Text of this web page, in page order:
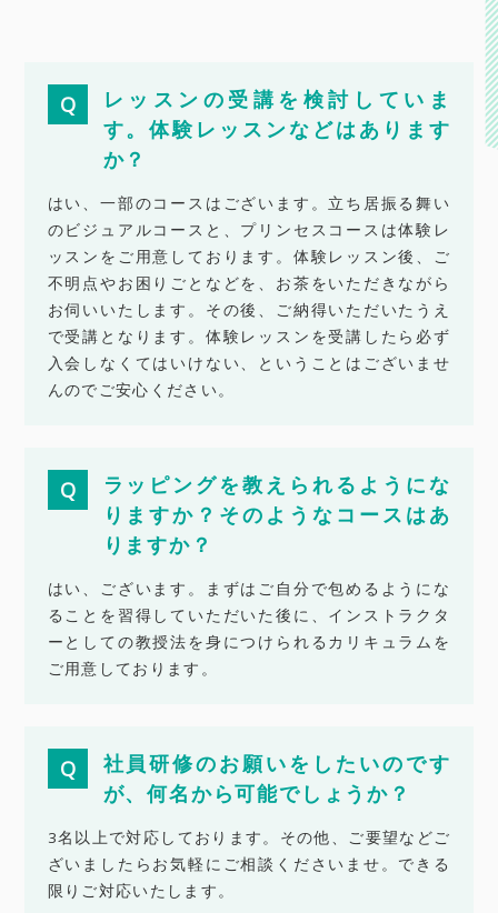
レッスンの受講を検討していま
す。体験レッスンなどはあります
か？
はい、一部のコースはございます。立ち居振る舞い
のビジュアルコースと、プリンセスコースは体験レ
ッスンをご用意しております。体験レッスン後、ご
不明点やお困りごとなどを、お茶をいただきながら
お伺いいたします。その後、ご納得いただいたうえ
で受講となります。体験レッスンを受講したら必ず
入会しなくてはいけない、ということはございませ
んのでご安心ください。
ラッピングを教えられるようにな
りますか？そのようなコースはあ
りますか？
はい、ございます。まずはご自分で包めるようにな
ることを習得していただいた後に、インストラクタ
ーとしての教授法を身につけられるカリキュラムを
ご用意しております。
社員研修のお願いをしたいのです
が、何名から可能でしょうか？
3名以上で対応しております。その他、ご要望などご
ざいましたらお気軽にご相談くださいませ。できる
限りご対応いたします。